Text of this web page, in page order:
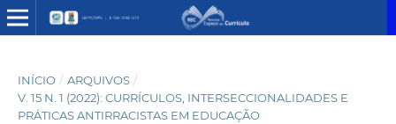
INÍCIO / ARQUIVOS /
V. 15 N. 1 (2022): CURRÍCULOS, INTERSECCIONALIDADES E
PRÁTICAS ANTIRRACISTAS EM EDUCAÇÃO